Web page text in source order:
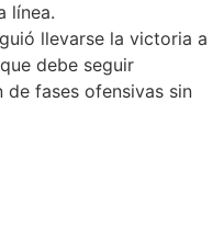
línea.
llevarse la victoria a
debe seguir
fases ofensivas sin